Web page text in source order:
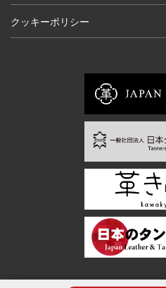
クッキーポリシー